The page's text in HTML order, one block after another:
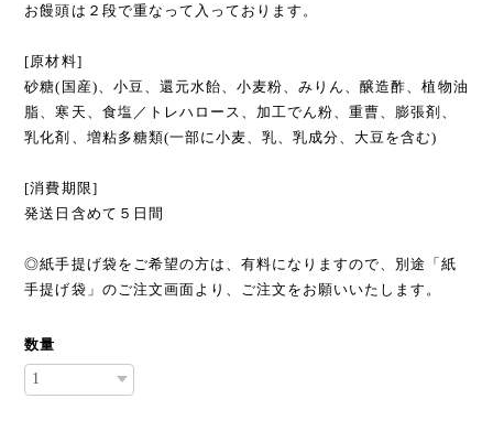
お饅頭は２段で重なって入っております。
[原材料]
砂糖(国産)、小豆、還元水飴、小麦粉、みりん、醸造酢、植物油
脂、寒天、食塩／トレハロース、加工でん粉、重曹、膨張剤、
乳化剤、増粘多糖類(一部に小麦、乳、乳成分、大豆を含む)
[消費期限]
発送日含めて５日間
◎紙手提げ袋をご希望の方は、有料になりますので、別途「紙
手提げ袋」のご注文画面より、ご注文をお願いいたします。
数量